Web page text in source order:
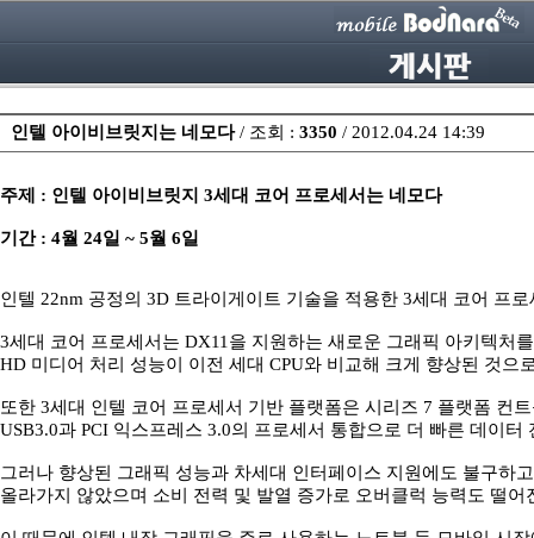
인텔 아이비브릿지는 네모다/ 조회 : 3350 / 2012.04.24 14:39
주제 : 인텔 아이비브릿지 3세대 코어 프로세서는 네모다
기간 : 4월 24일 ~ 5월 6일
인텔 22nm 공정의 3D 트라이게이트 기술을 적용한 3세대 코어 프
3세대 코어 프로세서는 DX11을 지원하는 새로운 그래픽 아키텍처
HD 미디어 처리 성능이 이전 세대 CPU와 비교해 크게 향상된 것으
또한 3세대 인텔 코어 프로세서 기반 플랫폼은 시리즈 7 플랫폼 컨
USB3.0과 PCI 익스프레스 3.0의 프로세서 통합으로 더 빠른 데이
그러나 향상된 그래픽 성능과 차세대 인터페이스 지원에도 불구하
올라가지 않았으며 소비 전력 및 발열 증가로 오버클럭 능력도 떨어